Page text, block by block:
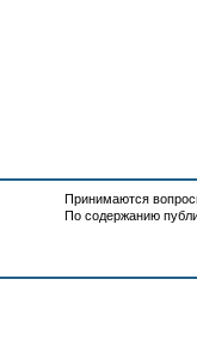
Принимаются
По содержанию